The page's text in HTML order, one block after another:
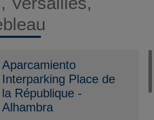
Aparcamiento
Interparking Place de
la République -
Alhambra